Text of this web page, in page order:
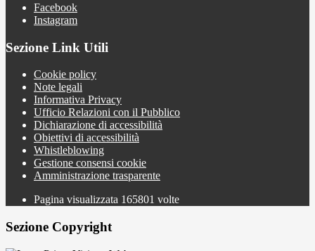
Facebook
Instagram
Sezione Link Utili
Cookie policy
Note legali
Informativa Privacy
Ufficio Relazioni con il Pubblico
Dichiarazione di accessibilità
Obiettivi di accessibilità
Whistleblowing
Gestione consensi cookie
Amministrazione trasparente
Pagina visualizzata 165801 volte
Sezione Copyright